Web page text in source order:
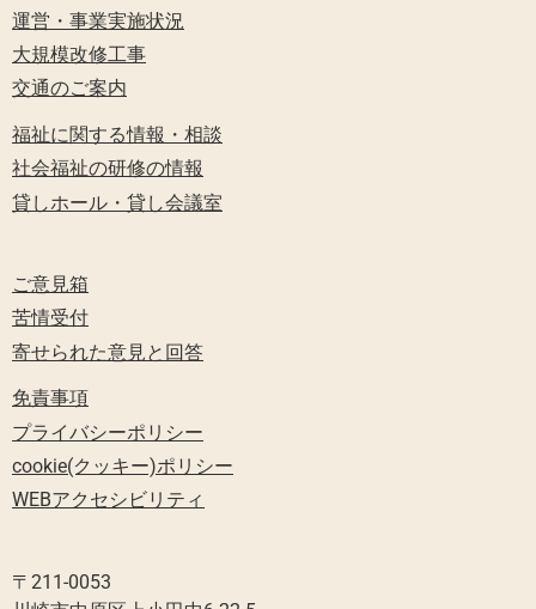
運営・事業実施状況
大規模改修工事
交通のご案内
福祉に関する情報・相談
社会福祉の研修の情報
貸しホール・貸し会議室
ご意見箱
苦情受付
寄せられた意見と回答
免責事項
プライバシーポリシー
cookie(クッキー)ポリシー
WEBアクセシビリティ
〒211-0053